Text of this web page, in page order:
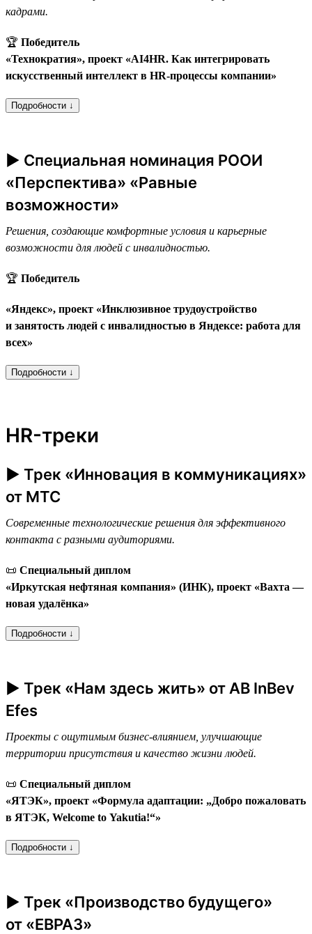
кадрами.
🏆 Победитель
«Технократия», проект «AI4HR. Как интегрировать
искусственный интеллект в HR-процессы компании»
Подробности ↓
► Специальная номинация РООИ
«Перспектива» «Равные
возможности»
Решения, создающие комфортные условия и карьерные
возможности для людей с инвалидностью.
🏆 Победитель
«Яндекс», проект «Инклюзивное трудоустройство
и занятость людей с инвалидностью в Яндексе: работа для
всех»
Подробности ↓
HR-треки
► Трек «Инновация в коммуникациях»
от МТС
Современные технологические решения для эффективного
контакта с разными аудиториями.
📜 Специальный диплом
«Иркутская нефтяная компания» (ИНК), проект «Вахта —
новая удалёнка»
Подробности ↓
► Трек «Нам здесь жить» от AB InBev
Efes
Проекты с ощутимым бизнес-влиянием, улучшающие
территории присутствия и качество жизни людей.
📜 Специальный диплом
«ЯТЭК», проект «Формула адаптации: „Добро пожаловать
в ЯТЭК, Welcome to Yakutia!“»
Подробности ↓
► Трек «Производство будущего»
от «ЕВРАЗ»